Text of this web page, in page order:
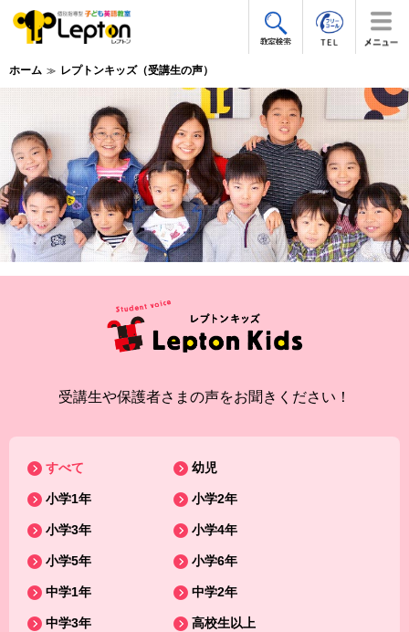
ホーム レプトンキッズ（受講生の声）
受講生や保護者さまの声をお聞きください！
すべて 幼児
小学1年 小学2年
小学3年 小学4年
小学5年 小学6年
中学1年 中学2年
中学3年 高校生以上